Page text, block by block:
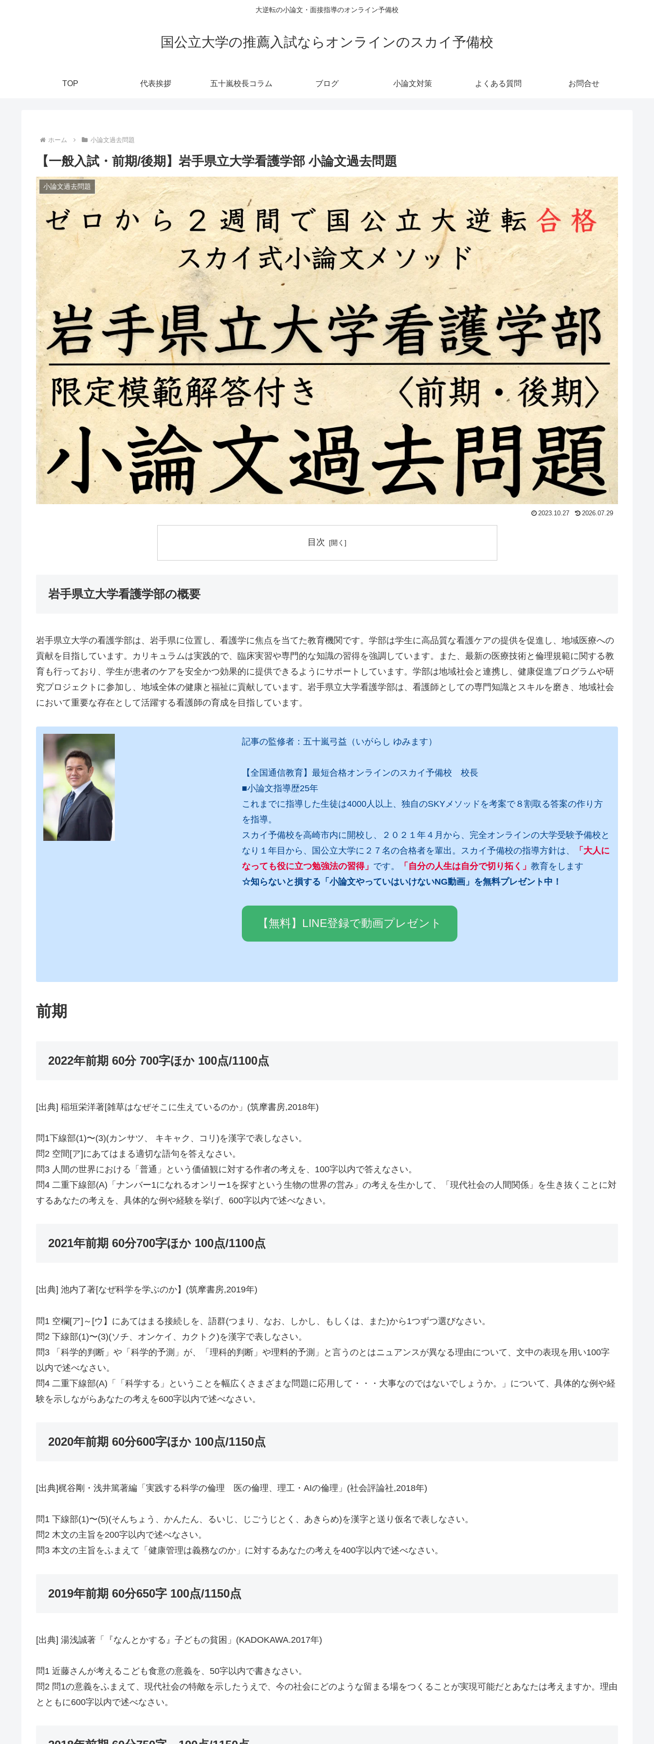
大逆転の小論文・面接指導のオンライン予備校
国公立大学の推薦入試ならオンラインのスカイ予備校
TOP 代表挨拶 五十嵐校長コラム ブログ 小論文対策 よくある質問 お問合せ
ホーム 小論文過去問題
【一般入試・前期/後期】岩手県立大学看護学部 小論文過去問題
小論文過去問題
2023.10.27 2026.07.29
目次
岩手県立大学看護学部の概要
岩手県立大学の看護学部は、岩手県に位置し、看護学に焦点を当てた教育機関です。学部は学生に高品質な看護ケアの提供を促進し、地域医療への
貢献を目指しています。カリキュラムは実践的で、臨床実習や専門的な知識の習得を強調しています。また、最新の医療技術と倫理規範に関する教
育も行っており、学生が患者のケアを安全かつ効果的に提供できるようにサポートしています。学部は地域社会と連携し、健康促進プログラムや研
究プロジェクトに参加し、地域全体の健康と福祉に貢献しています。岩手県立大学看護学部は、看護師としての専門知識とスキルを磨き、地域社会
において重要な存在として活躍する看護師の育成を目指しています。
記事の監修者：五十嵐弓益（いがらし ゆみます）
【全国通信教育】最短合格オンラインのスカイ予備校 校長
■小論文指導歴25年
これまでに指導した生徒は4000人以上、独自のSKYメソッドを考案で８割取る答案の作り方
を指導。
スカイ予備校を高崎市内に開校し、２０２１年４月から、完全オンラインの大学受験予備校と
なり１年目から、国公立大学に２７名の合格者を輩出。スカイ予備校の指導方針は、
「大人に
なっても役に立つ勉強法の習得」 です。 「自分の人生は自分で切り拓く」教育をします
☆知らないと損する「小論文やっていはいけないNG動画」を無料プレゼント中！
【無料】LINE登録で動画プレゼント
前期
2022年前期 60分 700字ほか 100点/1100点
[出典] 稲垣栄洋著[雑草はなぜそこに生えているのか」(筑摩書房,2018年)
問1下線部(1)〜(3)(カンサツ、 キキャク、コリ)を漢字で表しなさい。
問2 空間[ア]にあてはまる適切な語句を答えなさい。
問3 人間の世界における「普通」という価値観に対する作者の考えを、100字以内で答えなさい。
問4 二重下線部(A)「ナンバー1になれるオンリー1を探すという生物の世界の営み」の考えを生かして、「現代社会の人間関係」を生き抜くことに対
するあなたの考えを、具体的な例や経験を挙げ、600字以内で述べなきい。
2021年前期 60分700字ほか 100点/1100点
[出典] 池内了著[なぜ科学を学ぶのか】(筑摩書房,2019年)
問1 空欄[ア]～[ウ】にあてはまる接続しを、語群(つまり、なお、しかし、もしくは、また)から1つずつ選びなさい。
問2 下線部(1)〜(3)(ソチ、オンケイ、カクトク)を漢字で表しなさい。
問3 「科学的判断」や「科学的予測」が、「理科的判断」や理料的予測」と言うのとはニュアンスが異なる理由について、文中の表現を用い100字
以内で述べなさい。
問4 二重下線部(A)「「科学する」ということを幅広くさまざまな問題に応用して・・・大事なのではないでしょうか。」について、具体的な例や経
験を示しながらあなたの考えを600字以内で述べなさい。
2020年前期 60分600字ほか 100点/1150点
[出典]梶谷剛・浅井篤著編「実践する科学の倫理 医の倫理、理工・AIの倫理」(社会評論社,2018年)
問1 下線部(1)〜(5)(そんちょう、かんたん、るいじ、じごうじとく、あきらめ)を漢字と送り仮名で表しなさい。
問2 木文の主旨を200字以内で述べなさい。
問3 本文の主旨をふまえて「健康管理は義務なのか」に対するあなたの考えを400字以内で述べなさい。
2019年前期 60分650字 100点/1150点
[出典] 湯浅誠著「『なんとかする』子どもの貧困」(KADOKAWA.2017年)
問1 近藤さんが考えるこども食意の意義を、50字以内で書きなさい。
問2 問1の意義をふまえて、現代社会の特敵を示したうえで、今の社会にどのような留まる場をつくることが実現可能だとあなたは考えますか。理由
とともに600字以内で述べなさい。